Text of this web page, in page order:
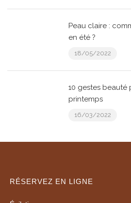
Peau claire :
en été ?
18/05/2022
10 gestes beauté
printemps
16/03/2022
RÉSERVEZ EN LIGNE